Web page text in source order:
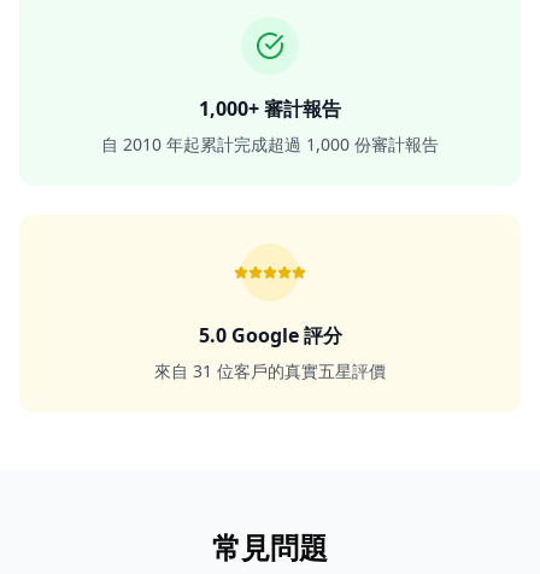
1,000+ 審計報告
自 2010 年起累計完成超過 1,000 份審計報告
5.0 Google 評分
來自 31 位客戶的真實五星評價
常見問題